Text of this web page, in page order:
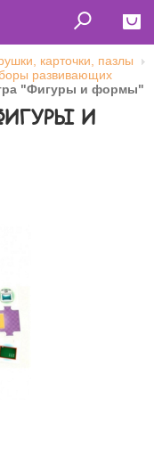
карточки, пазлы
развивающих
"Фигуры и формы"
И